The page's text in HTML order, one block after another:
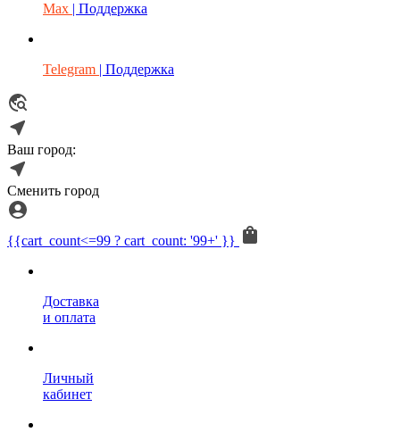
Max | Поддержка
Telegram | Поддержка
Ваш город:
Сменить город
{{cart_count<=99 ? cart_count: '99+' }}
Доставка
и оплата
Личный
кабинет